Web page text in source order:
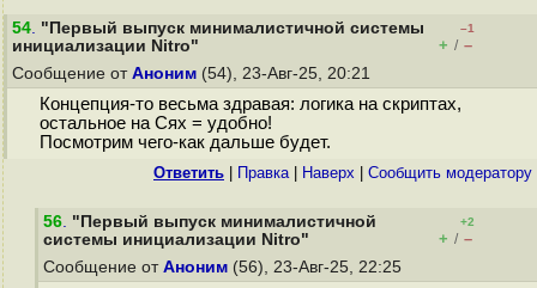
54. "Первый выпуск минималистичной системы
инициализации Nitro"
–1
+ / –
Сообщение от Аноним (54), 23-Авг-25, 20:21
Концепция-то весьма здравая: логика на скриптах,
остальное на Сях = удобно!
Посмотрим чего-как дальше будет.
Ответить Правка| Наверх Cообщить модератору
56. "Первый выпуск минималистичной
системы инициализации Nitro"
+2
+ / –
Сообщение от Аноним (56), 23-Авг-25, 22:25